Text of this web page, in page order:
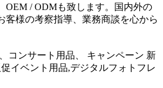
OEM / ODMも致します。国内外の
客様の考察指導、業務商談を心から
コンサート用品、 キャンペーン 新
イベント用品,デジタルフォトフレ